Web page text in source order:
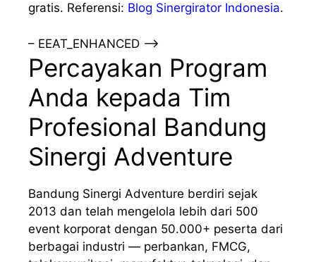
gratis. Referensi: Blog Sinergirator Indonesia.
– EEAT_ENHANCED –>
Percayakan Program
Anda kepada Tim
Profesional Bandung
Sinergi Adventure
Bandung Sinergi Adventure berdiri sejak
2013 dan telah mengelola lebih dari 500
event korporat dengan 50.000+ peserta dari
berbagai industri — perbankan, FMCG,